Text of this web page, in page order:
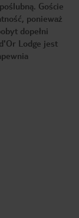
Goście
ponieważ
dopełni
Lodge jest